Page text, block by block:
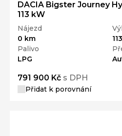
DACIA Bigster Journey
113 kW
Nájezd
0 km
Palivo
LPG
791 900 Kč s DPH
Přidat k porovnání